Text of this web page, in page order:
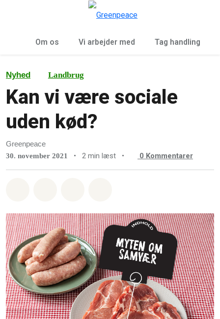
Om os Vi arbejder med Tag handling
Nyhed Landbrug
Kan vi være sociale
uden kød?
Greenpeace
30. november 2021 • 2 min læst • 0 Kommentarer